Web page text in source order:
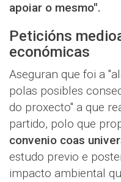
apoiar o mesmo".
Peticións
económicas
Aseguran que foi a
polas posibles
do proxecto" a que
partido, polo que
convenio coas
estudo previo e
impacto ambiental